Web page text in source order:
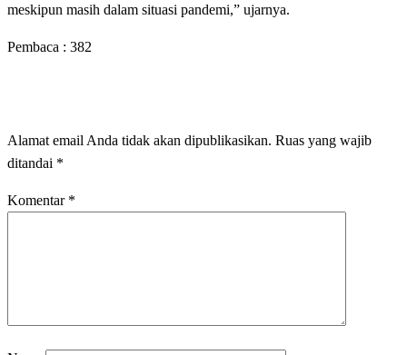
meskipun masih dalam situasi pandemi,” ujarnya.
Pembaca : 382
Alamat email Anda tidak akan dipublikasikan. Ruas yang wajib
ditandai *
Komentar *